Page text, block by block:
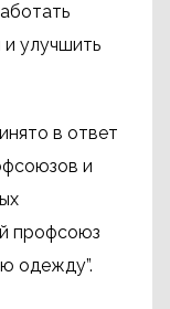
улучшить
в ответ
и
профсоюз
одежду”.